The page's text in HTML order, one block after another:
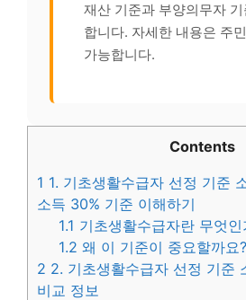
재산 기준과 부양의무자
합니다. 자세한 내용은 주
가능합니다.
Contents
1 1. 기초생활수급자 선정 기준
소득 30% 기준 이해하기
1.1 기초생활수급자란 무엇인
1.2 왜 이 기준이 중요할까요?
2 2. 기초생활수급자 선정 기준
비교 정보